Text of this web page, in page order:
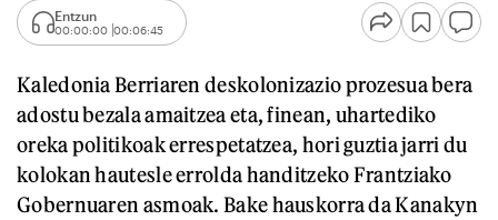
Entzun
00:00:00 00:06:45
Kaledonia Berriaren deskolonizazio prozesua bera
adostu bezala amaitzea eta, finean, uhartediko
oreka politikoak errespetatzea, hori guztia jarri du
kolokan hautesle errolda handitzeko Frantziako
Gobernuaren asmoak. Bake hauskorra da Kanakyn